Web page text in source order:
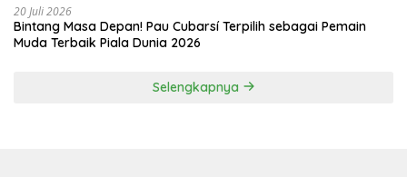
20 Juli 2026
Bintang Masa Depan! Pau Cubarsí Terpilih sebagai Pemain
Muda Terbaik Piala Dunia 2026
Selengkapnya